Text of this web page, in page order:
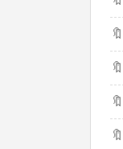
🔖
🔖
🔖
🔖